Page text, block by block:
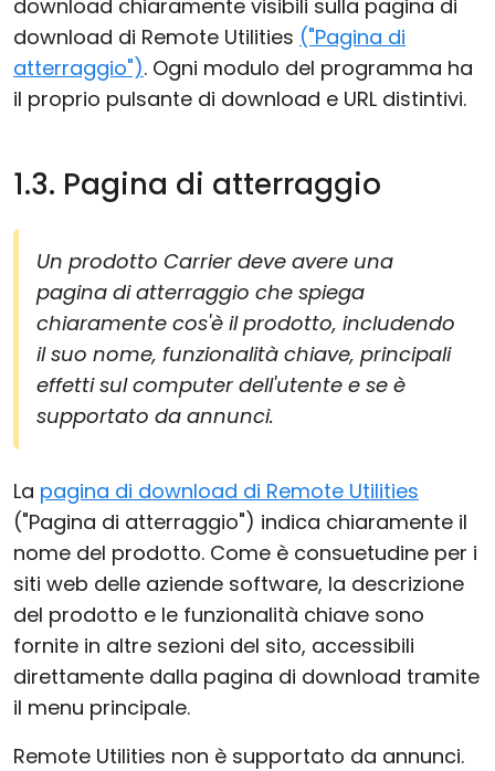
download chiaramente visibili sulla pagina di
download di Remote Utilities ("Pagina di
atterraggio"). Ogni modulo del programma ha
il proprio pulsante di download e URL distintivi.
1.3. Pagina di atterraggio
Un prodotto Carrier deve avere una
pagina di atterraggio che spiega
chiaramente cos'è il prodotto, includendo
il suo nome, funzionalità chiave, principali
effetti sul computer dell'utente e se è
supportato da annunci.
La pagina di download di Remote Utilities
("Pagina di atterraggio") indica chiaramente il
nome del prodotto. Come è consuetudine per i
siti web delle aziende software, la descrizione
del prodotto e le funzionalità chiave sono
fornite in altre sezioni del sito, accessibili
direttamente dalla pagina di download tramite
il menu principale.
Remote Utilities non è supportato da annunci.